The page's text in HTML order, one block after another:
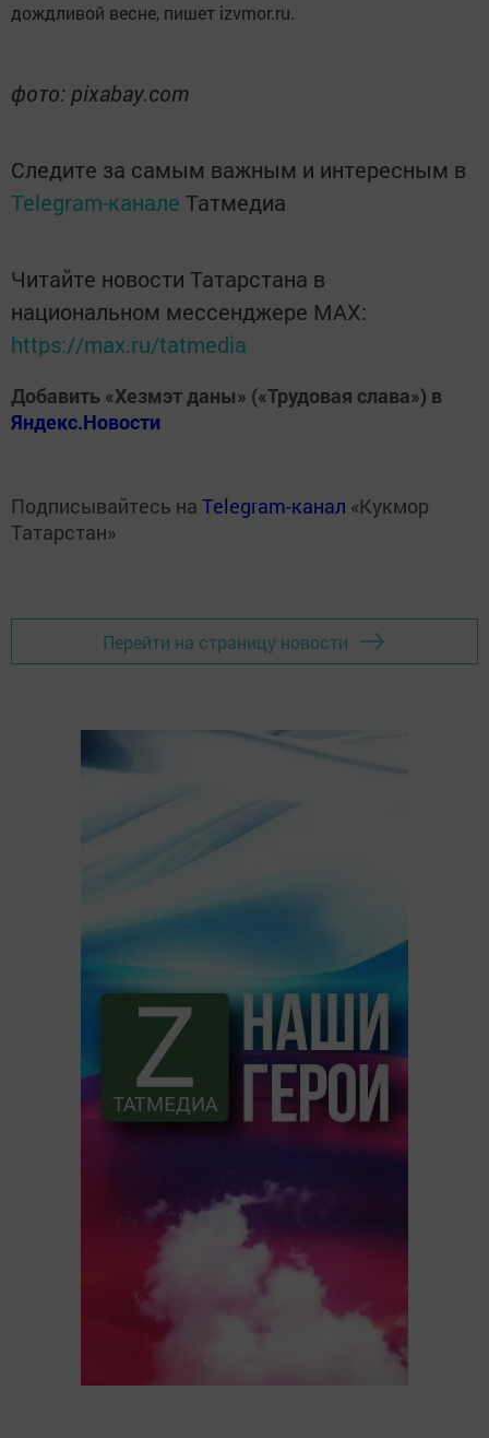
дождливой весне, пишет izvmor.ru.
фото: pixabay.com
Следите за самым важным и интересным в
Telegram-канале Татмедиа
Читайте новости Татарстана в
национальном мессенджере MАХ:
https://max.ru/tatmedia
Добавить «Хезмэт даны» («Трудовая слава») в
Яндекс.Новости
Подписывайтесь на Telegram-канал «Кукмор
Татарстан»
Перейти на страницу новости